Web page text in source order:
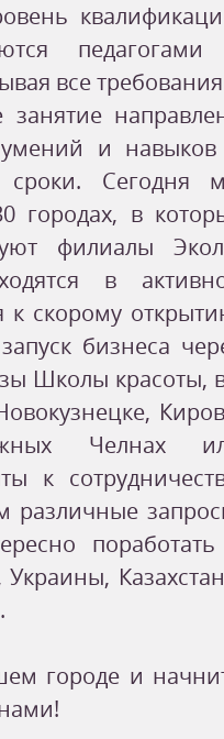
все
и
сроки. Сегодня
городах, в
филиалы
в
к скорому
бизнеса
Школы красоты,
Челнах
к
различные
городе и